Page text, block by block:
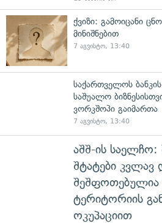
ქვიზი: გამოიცანი
მინიშნებით
7 აგვისტო, 13:40
საქართველოს
საშუალო
ვორკშოპი გაიმართა
7 აგვისტო, 13:40
აშშ-ის
შტატები კვლავ
ტერიტორიის
ოკუპაციით